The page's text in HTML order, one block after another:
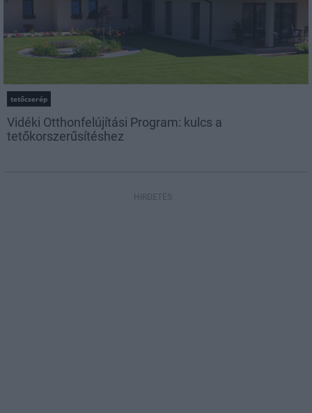
tetőcserép
Vidéki Otthonfelújítási Program: kulcs a
tetőkorszerűsítéshez
HIRDETÉS